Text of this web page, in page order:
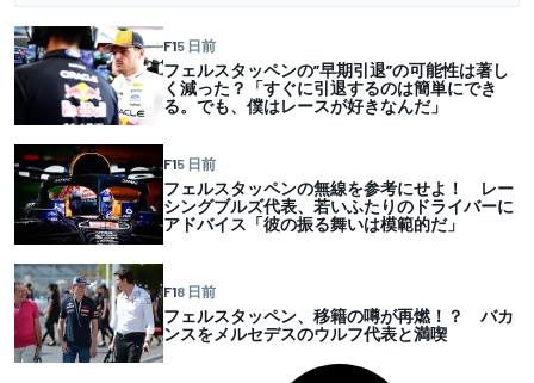
F15 日前
フェルスタッペンの”早期引退”の可能性は著し
く減った？「すぐに引退するのは簡単にでき
る。でも、僕はレースが好きなんだ」
F15 日前
フェルスタッペンの無線を参考にせよ！ レー
シングブルズ代表、若いふたりのドライバーに
アドバイス「彼の振る舞いは模範的だ」
F18 日前
フェルスタッペン、移籍の噂が再燃！？ バカ
ンスをメルセデスのウルフ代表と満喫